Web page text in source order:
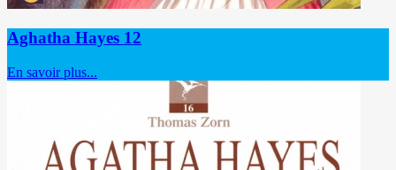
Aghatha Hayes 12
En savoir plus...